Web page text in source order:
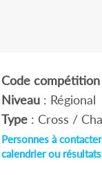
Code compétition
Niveau: Régional
Type: Cross /
Personnes à
calendrier ou résultats